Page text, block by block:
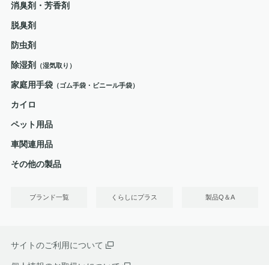
消臭剤・芳香剤
脱臭剤
防虫剤
除湿剤 （湿気取り）
家庭用手袋（ゴム手袋・ビニール手袋）
カイロ
ペット用品
車関連用品
その他の製品
ブランド一覧 くらしにプラス 製品Q＆A
サイトのご利用について